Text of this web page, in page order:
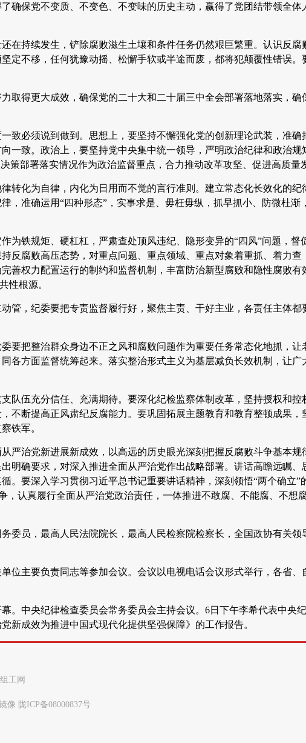
确保党不变质、不变色、不变味的历史主动，赢得了党团结带领全体
在持续发生，铲除腐败滋生土壤和条件任务仍然艰巨繁重。认识反腐
定不移，任何犹豫动摇、松懈手软或半途而废，都将犯颠覆性错误。
取得更大成效，确保党的二十大和二十届三中全会部署落地落实，确
致必须说到做到。思想上，要坚持不懈强化党的创新理论武装，准确
一致。政治上，要坚持党中央集中统一领导，严明政治纪律和政治规
策部署落实情况作为政治监督重点，合力推动改革攻坚、促进高质量
转化为自律，内化为日用而不觉的言行准则。建立常态化长效化的纪
，准确运用“四种形态”，实事求是、毋枉毋纵，抓早抓小、防微杜渐
为铁规矩、硬杠杠，严肃查处顶风违纪、隐形变异的“四风”问题，督
反腐败高压态势，对重点问题、重点领域、重点对象着重抓、着力查
善权力配置运行的制约和监督机制，丰富防治新型腐败和隐性腐败有
性根源。
管，纪委要把专责监督履行好，聚焦主责、干好主业，各责任主体都
要把整治群众身边不正之风和腐败问题作为重要任务常态化地抓，让
各方面监督统筹起来。落实整治形式主义为基层减负长效机制，让广
队伍充分信任、充满期待。要深化纪检监察体制改革，坚持授权和控
不断提高正风肃纪反腐能力。要巩固拓展主题教育和教育整顿成果，
铁军。
严治党新进展新成效，以高远的历史眼光深刻把握反腐败斗争基本规
明确要求，对深入推进全面从严治党作出战略部署。讲话高瞻远瞩、
。要深入学习贯彻习近平总书记重要讲话精神，深刻领悟“两个确立”
，认真履行全面从严治党政治责任，一体推进不敢腐、不能腐、不想
委员，最高人民法院院长，最高人民检察院检察长，全国政协有关领
位主要负责同志等参加会议。会议以电视电话会议形式举行，各省、
。中央纪律检查委员会常务委员会主持会议。6日下午李希代表中央
新成效为推进中国式现代化提供坚强保障》的工作报告。
工网
像 陇ICP备08000837号